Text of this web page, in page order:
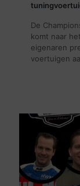
De
komt naar
eigenaren
voertuigen